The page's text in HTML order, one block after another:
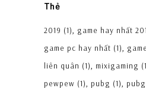
Thẻ
2019 (1) game hay nhất
game pc hay nhất (1)
liên quân (1) mixigaming
pewpew (1) pubg (1)